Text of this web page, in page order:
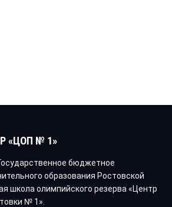
«ЦОП № 1»
бюджетное
образования Ростовской
школа олимпийского резерва «Центр
№ 1».